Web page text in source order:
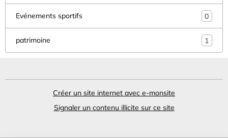
Evénements sportifs 0
patrimoine 1
Créer un site internet avec e-monsite
Signaler un contenu illicite sur ce site